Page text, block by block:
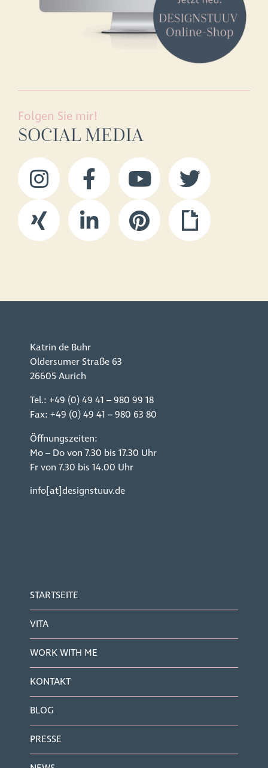
Folgen Sie mir!
SOCIAL MEDIA
Katrin de Buhr
Oldersumer Straße 63
26605 Aurich
Tel.: +49 (0) 49 41 – 980 99 18
Fax: +49 (0) 49 41 – 980 63 80
Öffnungszeiten:
Mo – Do von 7.30 bis 17.30 Uhr
Fr von 7.30 bis 14.00 Uhr
info[at]designstuuv.de
STARTSEITE
VITA
WORK WITH ME
KONTAKT
BLOG
PRESSE